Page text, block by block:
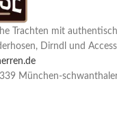
Trachten mit
Dirndl und
München-